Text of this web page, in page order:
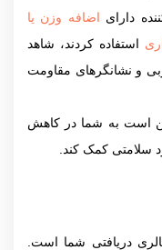
اضافه وزن یا
استفاده کردند، شاهد
و نشانگرهای مقاومت
است به شما در کاهش
سلامتی کمک کند.
دریافتی شما است.